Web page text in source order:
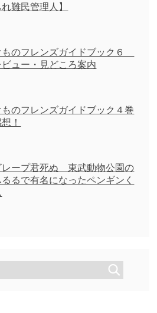
難民管理人】
ものフレンズガイドブック６
ビュー・見どころ案内
ものフレンズガイドブック４巻
！
レープ君死ぬ 東武動物公園の
るるで有名になったペンギンく